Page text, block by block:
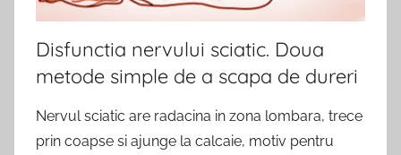
Disfunctia nervului sciatic. Doua
metode simple de a scapa de dureri
Nervul sciatic are radacina in zona lombara, trece
prin coapse si ajunge la calcaie, motiv pentru